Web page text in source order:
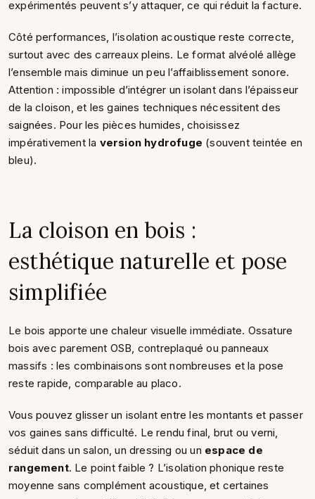
expérimentés peuvent s’y attaquer, ce qui réduit la facture.
Côté performances, l’isolation acoustique reste correcte,
surtout avec des carreaux pleins. Le format alvéolé allège
l’ensemble mais diminue un peu l’affaiblissement sonore.
Attention : impossible d’intégrer un isolant dans l’épaisseur
de la cloison, et les gaines techniques nécessitent des
saignées. Pour les pièces humides, choisissez
impérativement la version hydrofuge (souvent teintée en
bleu).
La cloison en bois :
esthétique naturelle et pose
simplifiée
Le bois apporte une chaleur visuelle immédiate. Ossature
bois avec parement OSB, contreplaqué ou panneaux
massifs : les combinaisons sont nombreuses et la pose
reste rapide, comparable au placo.
Vous pouvez glisser un isolant entre les montants et passer
vos gaines sans difficulté. Le rendu final, brut ou verni,
séduit dans un salon, un dressing ou un espace de
rangement. Le point faible ? L’isolation phonique reste
moyenne sans complément acoustique, et certaines